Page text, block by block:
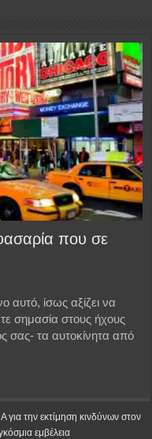
που σε
αυτό, ίσως αξίζει να
σημασία στους ήχους
σας- τα αυτοκίνητα από
για την εκτίμηση κινδύνων στον
εμβέλεια